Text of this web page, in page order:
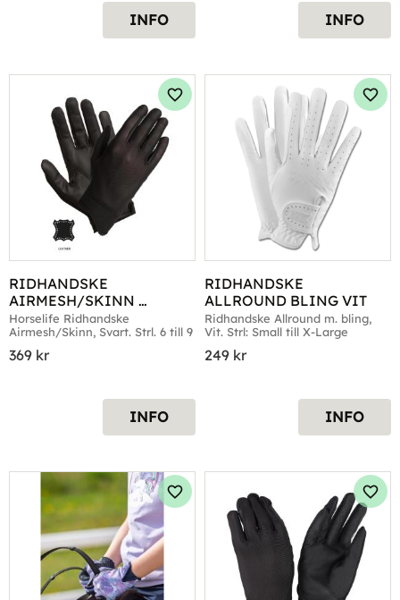
INFO INFO
RIDHANDSKE
AIRMESH/SKINN
HORSELIFE SVART
Horselife Ridhandske
Airmesh/Skinn, Svart. Strl. 6 till 9
369 kr
Lägg till i favoriter
INFO
RIDHANDSKE
ALLROUND BLING VIT
Ridhandske Allround m. bling,
Vit. Strl: Small till X-Large
249 kr
INFO
Lägg till i favoriter